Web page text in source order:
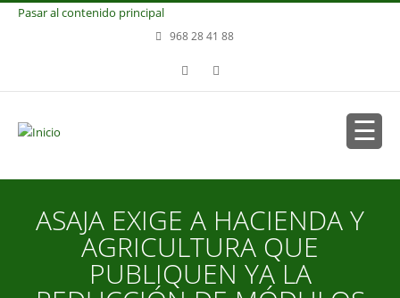
Pasar al contenido principal
968 28 41 88
ASAJA EXIGE A HACIENDA Y
AGRICULTURA QUE
PUBLIQUEN YA LA